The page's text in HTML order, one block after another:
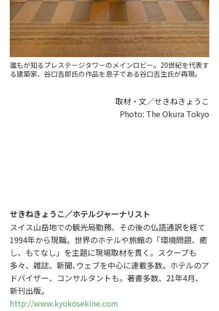
誰もが知るプレステージタワーのメインロビー。20世紀を代表す
る建築家、谷口吉郎氏の作品を息子である谷口吉生氏が再現。
取材・文／せきねきょうこ
Photo: The Okura Tokyo
せきねきょうこ／ホテルジャーナリスト
スイス山岳地での観光局勤務、その後の仏語通訳を経て
1994年から現職。世界のホテルや旅館の「環境問題、癒
し、もてなし」を主題に現場取材を貫く。スクープも
多々、雑誌、新聞､ウェブを中心に連載多数。ホテルのア
ドバイザー、コンサルタントも。著書多数、21年4月、
新刊出版。
http://www.kyokosekine.com